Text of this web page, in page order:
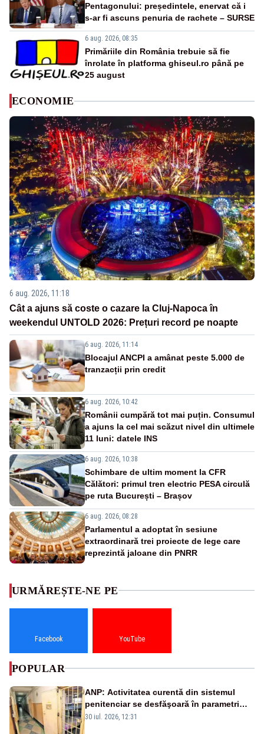
Pentagonului: președintele, enervat că i
s-ar fi ascuns penuria de rachete – SURSE
6 aug. 2026, 08:35
Primăriile din România trebuie să fie
înrolate în platforma ghiseul.ro până pe
25 august
ECONOMIE
6 aug. 2026, 11:18
Cât a ajuns să coste o cazare la Cluj-Napoca în
weekendul UNTOLD 2026: Prețuri record pe noapte
6 aug. 2026, 11:14
Blocajul ANCPI a amânat peste 5.000 de
tranzacții prin credit
6 aug. 2026, 10:42
Românii cumpără tot mai puțin. Consumul
a ajuns la cel mai scăzut nivel din ultimele
11 luni: datele INS
6 aug. 2026, 10:38
Schimbare de ultim moment la CFR
Călători: primul tren electric PESA circulă
pe ruta București – Brașov
6 aug. 2026, 08:28
Parlamentul a adoptat în sesiune
extraordinară trei proiecte de lege care
reprezintă jaloane din PNRR
URMĂREȘTE-NE PE
Facebook YouTube
POPULAR
ANP: Activitatea curentă din sistemul
penitenciar se desfăşoară în parametri
normali
30 iul. 2026, 12:31